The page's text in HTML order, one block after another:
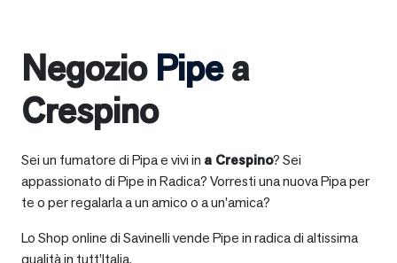
Negozio Pipea
Crespino
Sei un fumatore di Pipa e vivi in a Crespino? Sei
appassionato di Pipe in Radica? Vorresti una nuova Pipa per
te o per regalarla a un amico o a un’amica?
Lo Shop online di Savinelli vende Pipe in radica di altissima
qualità in tutt’Italia.